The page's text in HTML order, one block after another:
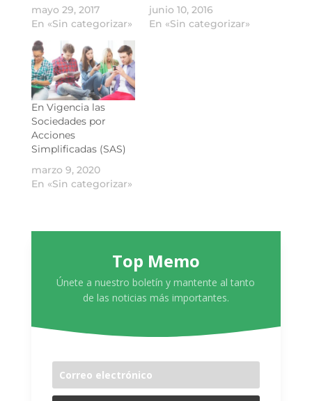
mayo 29, 2017
En «Sin categorizar»
junio 10, 2016
En «Sin categorizar»
En Vigencia las
Sociedades por
Acciones
Simplificadas (SAS)
marzo 9, 2020
En «Sin categorizar»
Top Memo
Únete a nuestro boletín y mantente al tanto
de las noticias más importantes.